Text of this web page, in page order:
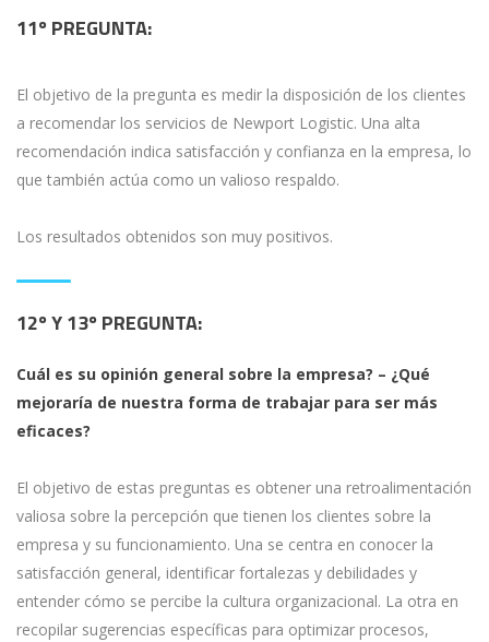
11º PREGUNTA:
El objetivo de la pregunta es medir la disposición de los clientes
a recomendar los servicios de Newport Logistic. Una alta
recomendación indica satisfacción y confianza en la empresa, lo
que también actúa como un valioso respaldo.
Los resultados obtenidos son muy positivos.
12º Y 13º PREGUNTA:
Cuál es su opinión general sobre la empresa? – ¿Qué
mejoraría de nuestra forma de trabajar para ser más
eficaces?
El objetivo de estas preguntas es obtener una retroalimentación
valiosa sobre la percepción que tienen los clientes sobre la
empresa y su funcionamiento. Una se centra en conocer la
satisfacción general, identificar fortalezas y debilidades y
entender cómo se percibe la cultura organizacional. La otra en
recopilar sugerencias específicas para optimizar procesos,